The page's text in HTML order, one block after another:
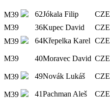
M39 62Jókala Filip CZE
M39
36Kupec David CZE
M39
64Křepelka Karel CZE
M39 40Moravec David CZE
M39 49Novák Lukáš CZE
M39 41Pachman Aleš CZE